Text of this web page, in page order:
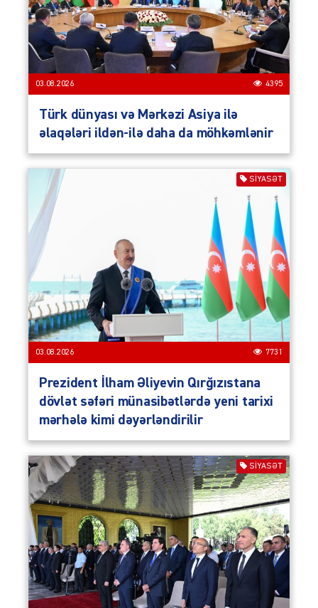
03.08.2026 4395
Türk dünyası və Mərkəzi Asiya ilə
əlaqələri ildən-ilə daha da möhkəmlənir
SIYASƏT
03.08.2026 7731
Prezident İlham Əliyevin Qırğızıstana
dövlət səfəri münasibətlərdə yeni tarixi
mərhələ kimi dəyərləndirilir
SIYASƏT